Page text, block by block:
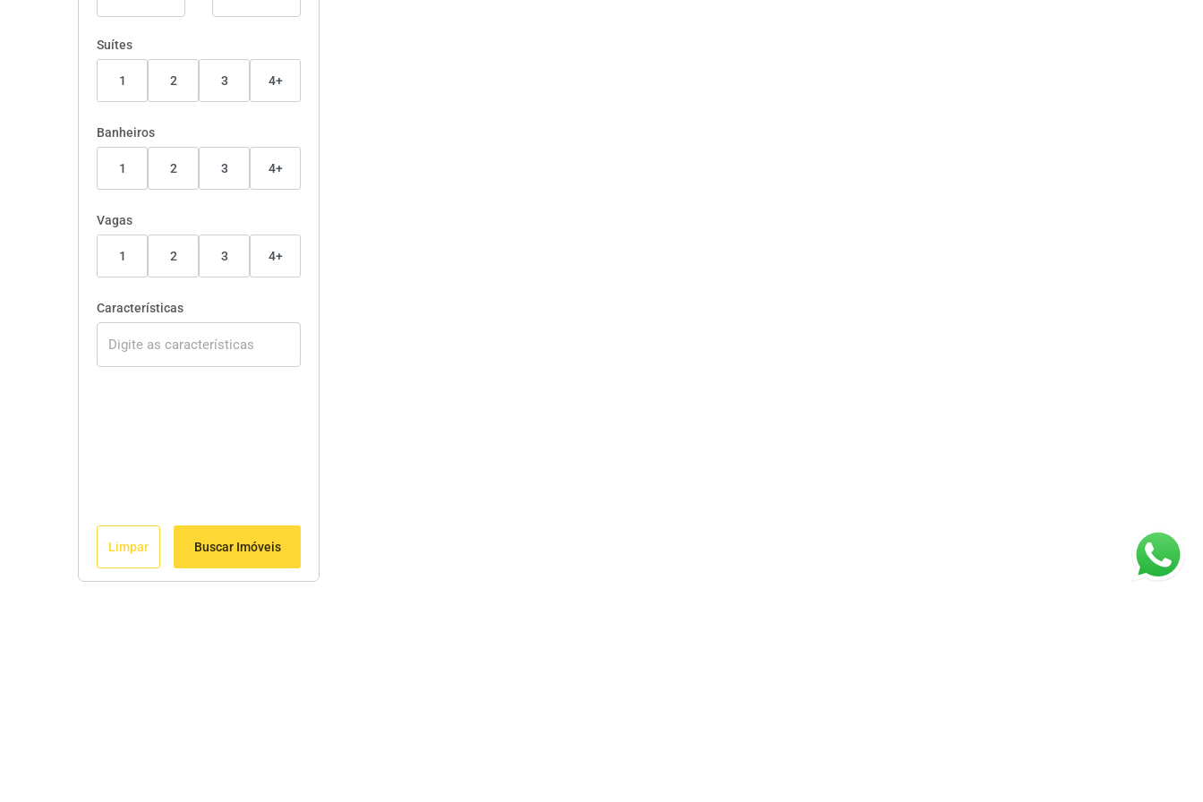
Suítes
1 2 3 4+
Banheiros
1 2 3 4+
Vagas
1 2 3 4+
Características
Limpar Buscar Imóveis